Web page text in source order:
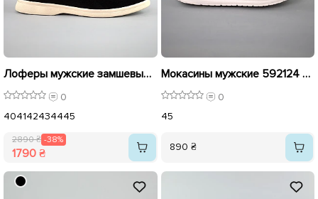
Лоферы мужские замшевые на байке 593008 Черные распродажа
0
404142434445
2890 ₴ -38%
1790 ₴
Мокасины мужские 592124 Серые
0
45
890 ₴